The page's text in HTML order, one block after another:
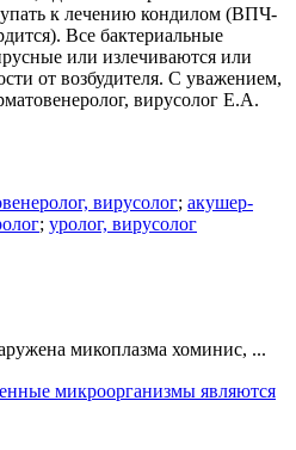
к лечению кондилом (ВПЧ-
Все бактериальные
или излечиваются или
от возбудителя. С уважением,
вирусолог Е.А.
вирусолог; акушер-
; уролог, вирусолог
микоплазма хоминис, ...
микроорганизмы являются